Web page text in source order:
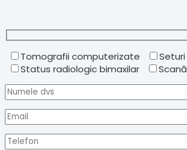
Tomografii computerizate
Status radiologic bimaxilar